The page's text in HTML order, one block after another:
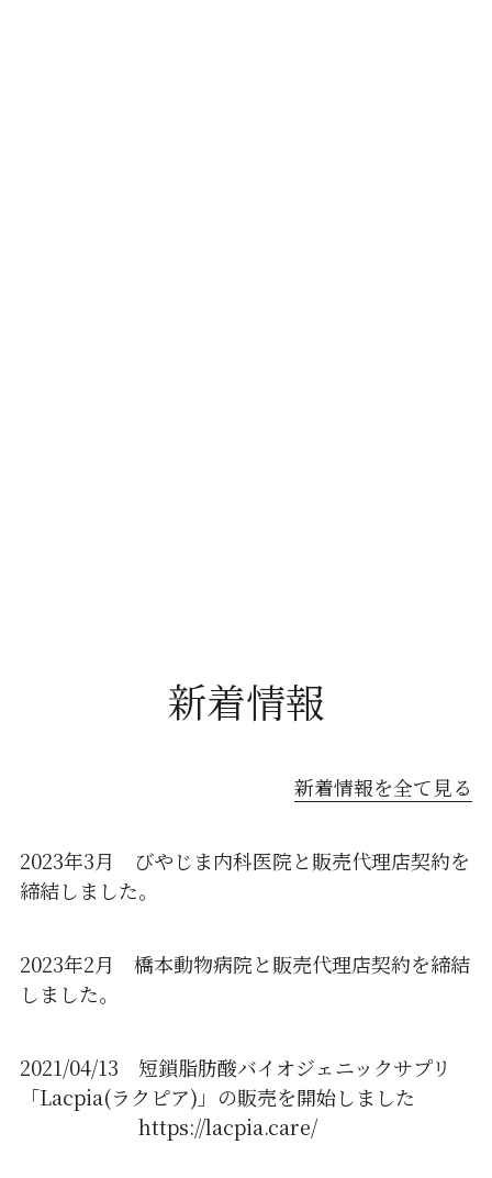
新着情報
新着情報を全て見る
2023年3月　びやじま内科医院と販売代理店契約を
締結しました。
2023年2月　橋本動物病院と販売代理店契約を締結
しました。
2021/04/13　短鎖脂肪酸バイオジェニックサプリ
「Lacpia(ラクピア)」の販売を開始しました
https://lacpia.care/